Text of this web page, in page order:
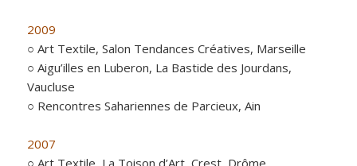
2009
○ Art Textile, Salon Tendances Créatives, Marseille
○ Aigu’illes en Luberon, La Bastide des Jourdans,
Vaucluse
○ Rencontres Sahariennes de Parcieux, Ain
2007
○ Art Textile, La Toison d’Art, Crest, Drôme